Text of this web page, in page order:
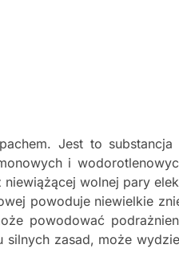
Jest to
i
wolnej pary
powoduje niewielkie
powodować
silnych zasad, może